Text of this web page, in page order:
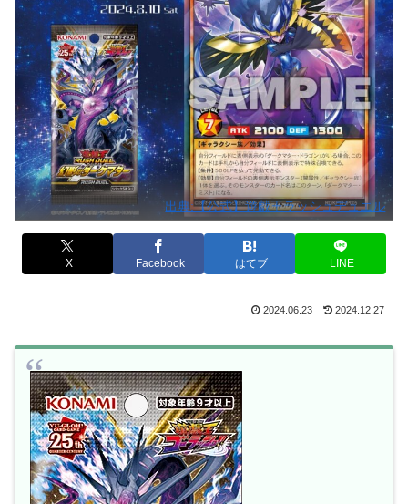
出典:【公式】遊戯王ラッシュデュエル
X Facebook はてブ LINE
2024.06.23 2024.12.27